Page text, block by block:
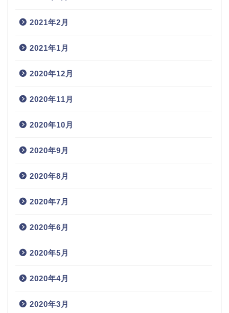
2021年2月
2021年1月
2020年12月
2020年11月
2020年10月
2020年9月
2020年8月
2020年7月
2020年6月
2020年5月
2020年4月
2020年3月